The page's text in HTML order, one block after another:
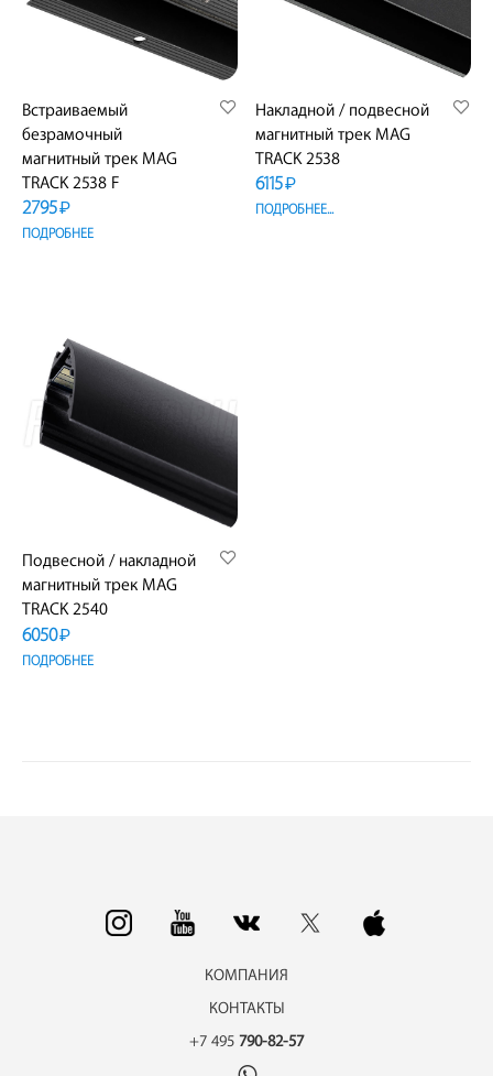
Встраиваемый
безрамочный
магнитный трек MAG
TRACK 2538 F
2795₽
ПОДРОБНЕЕ
Накладной / подвесной
магнитный трек MAG
TRACK 2538
6115₽
ПОДРОБНЕЕ...
Подвесной / накладной
магнитный трек MAG
TRACK 2540
6050₽
ПОДРОБНЕЕ
КОМПАНИЯ
КОНТАКТЫ
+7 495 790-82-57